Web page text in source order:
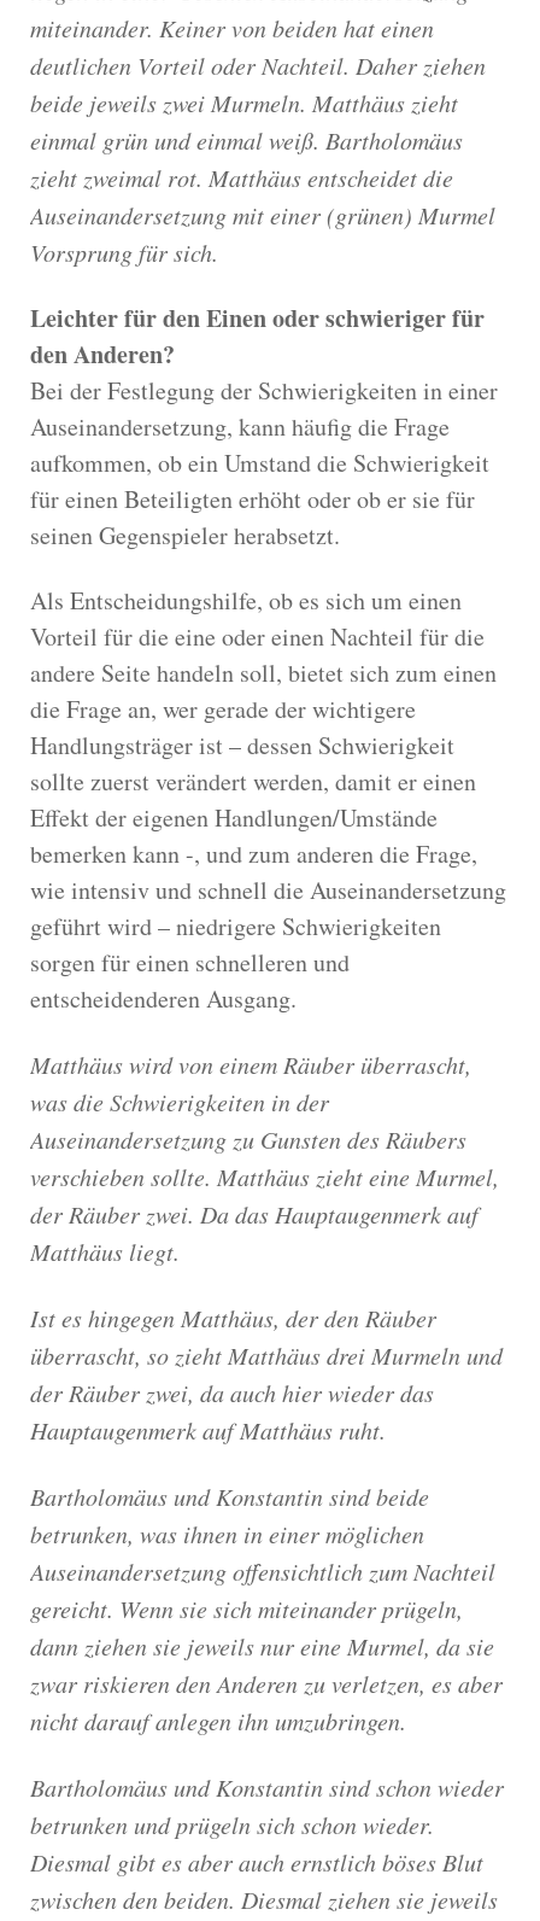
miteinander. Keiner von beiden hat einen
deutlichen Vorteil oder Nachteil. Daher ziehen
beide jeweils zwei Murmeln. Matthäus zieht
einmal grün und einmal weiß. Bartholomäus
zieht zweimal rot. Matthäus entscheidet die
Auseinandersetzung mit einer (grünen) Murmel
Vorsprung für sich.
Leichter für den Einen oder schwieriger für
den Anderen?
Bei der Festlegung der Schwierigkeiten in einer
Auseinandersetzung, kann häufig die Frage
aufkommen, ob ein Umstand die Schwierigkeit
für einen Beteiligten erhöht oder ob er sie für
seinen Gegenspieler herabsetzt.
Als Entscheidungshilfe, ob es sich um einen
Vorteil für die eine oder einen Nachteil für die
andere Seite handeln soll, bietet sich zum einen
die Frage an, wer gerade der wichtigere
Handlungsträger ist – dessen Schwierigkeit
sollte zuerst verändert werden, damit er einen
Effekt der eigenen Handlungen/Umstände
bemerken kann -, und zum anderen die Frage,
wie intensiv und schnell die Auseinandersetzung
geführt wird – niedrigere Schwierigkeiten
sorgen für einen schnelleren und
entscheidenderen Ausgang.
Matthäus wird von einem Räuber überrascht,
was die Schwierigkeiten in der
Auseinandersetzung zu Gunsten des Räubers
verschieben sollte. Matthäus zieht eine Murmel,
der Räuber zwei. Da das Hauptaugenmerk auf
Matthäus liegt.
Ist es hingegen Matthäus, der den Räuber
überrascht, so zieht Matthäus drei Murmeln und
der Räuber zwei, da auch hier wieder das
Hauptaugenmerk auf Matthäus ruht.
Bartholomäus und Konstantin sind beide
betrunken, was ihnen in einer möglichen
Auseinandersetzung offensichtlich zum Nachteil
gereicht. Wenn sie sich miteinander prügeln,
dann ziehen sie jeweils nur eine Murmel, da sie
zwar riskieren den Anderen zu verletzen, es aber
nicht darauf anlegen ihn umzubringen.
Bartholomäus und Konstantin sind schon wieder
betrunken und prügeln sich schon wieder.
Diesmal gibt es aber auch ernstlich böses Blut
zwischen den beiden. Diesmal ziehen sie jeweils